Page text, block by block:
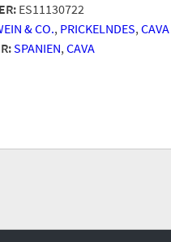
ES11130722
& CO., PRICKELNDES,CAVA
SPANIEN,CAVA